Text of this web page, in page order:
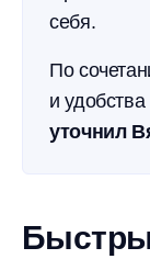
себя.
По
и
уточнил